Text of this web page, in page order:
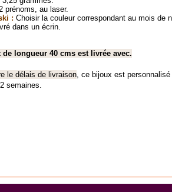
prénoms, au laser.
: Choisir la couleur correspondant au mois de
dans un écrin.
de longueur 40 cms est livrée avec.
le délais de livraison, ce bijoux est
semaines.